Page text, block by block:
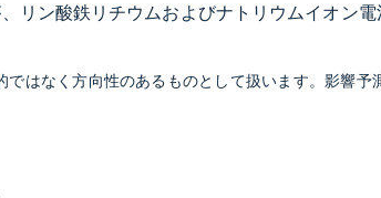
リン酸鉄リチウムおよびナトリウムイオン
はなく方向性のあるものとして扱います。影響予